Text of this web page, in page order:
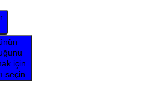
için
seçin